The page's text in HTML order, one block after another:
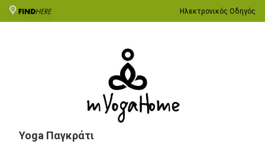
Ηλεκτρονικός Οδηγός
Yoga Παγκράτι